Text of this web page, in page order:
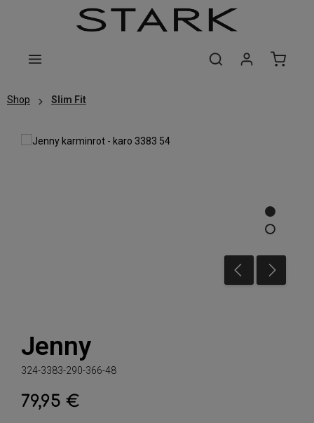
Zum Hauptinhalt springen
Shop Slim Fit
Jenny
324-3383-290-366-48
Regulärer Preis:
79,95 €